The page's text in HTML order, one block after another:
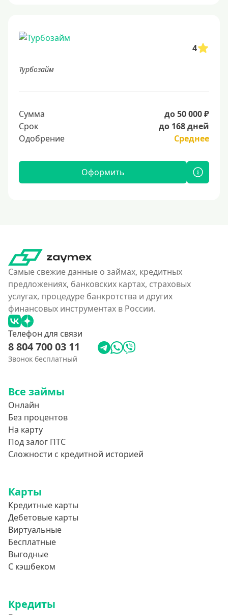
4
Турбозайм
Сумма
до 50 000 ₽
Срок
до 168 дней
Одобрение
Среднее
Оформить
Самые свежие данные о займах, кредитных
предложениях, банковских картах, страховых
услугах, процедуре банкротства и других
финансовых инструментах в России.
Телефон для связи
8 804 700 03 11
Звонок бесплатный
Все займы
Онлайн
Без процентов
На карту
Под залог ПТС
Сложности с кредитной историей
Карты
Кредитные карты
Дебетовые карты
Виртуальные
Бесплатные
Выгодные
С кэшбеком
Кредиты